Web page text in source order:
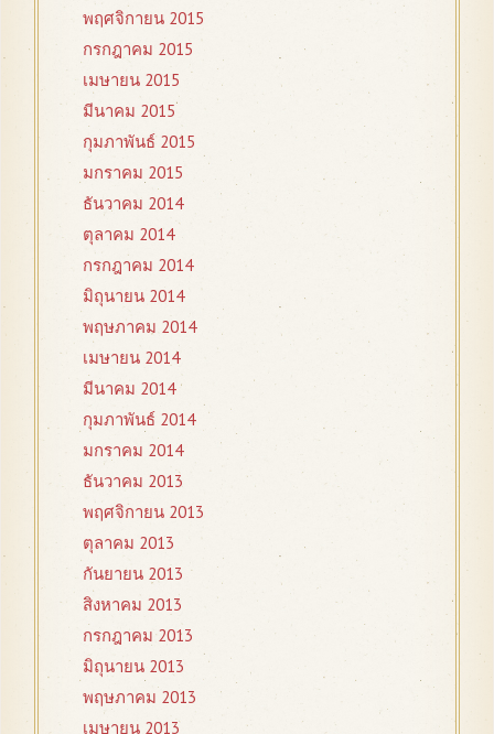
พฤศจิกายน 2015
กรกฎาคม 2015
เมษายน 2015
มีนาคม 2015
กุมภาพันธ์ 2015
มกราคม 2015
ธันวาคม 2014
ตุลาคม 2014
กรกฎาคม 2014
มิถุนายน 2014
พฤษภาคม 2014
เมษายน 2014
มีนาคม 2014
กุมภาพันธ์ 2014
มกราคม 2014
ธันวาคม 2013
พฤศจิกายน 2013
ตุลาคม 2013
กันยายน 2013
สิงหาคม 2013
กรกฎาคม 2013
มิถุนายน 2013
พฤษภาคม 2013
เมษายน 2013